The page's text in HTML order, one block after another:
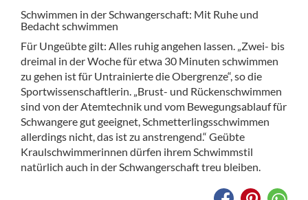
Schwimmen in der Schwangerschaft: Mit Ruhe und
Bedacht schwimmen
Für Ungeübte gilt: Alles ruhig angehen lassen. „Zwei- bis
dreimal in der Woche für etwa 30 Minuten schwimmen
zu gehen ist für Untrainierte die Obergrenze“, so die
Sportwissenschaftlerin. „Brust- und Rückenschwimmen
sind von der Atemtechnik und vom Bewegungsablauf für
Schwangere gut geeignet, Schmetterlingsschwimmen
allerdings nicht, das ist zu anstrengend.“ Geübte
Kraulschwimmerinnen dürfen ihrem Schwimmstil
natürlich auch in der Schwangerschaft treu bleiben.